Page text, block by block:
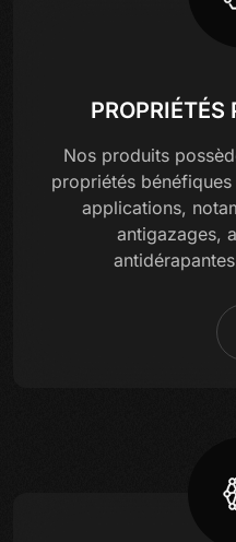
PROPRIÉTÉS
Nos produits
propriétés
applications,
antigazages,